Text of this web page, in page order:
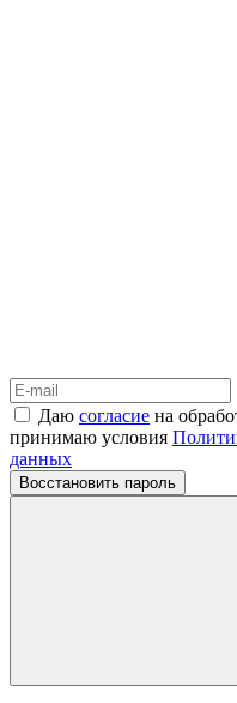
Даю согласие на
принимаю условия
данных
Восстановить пароль